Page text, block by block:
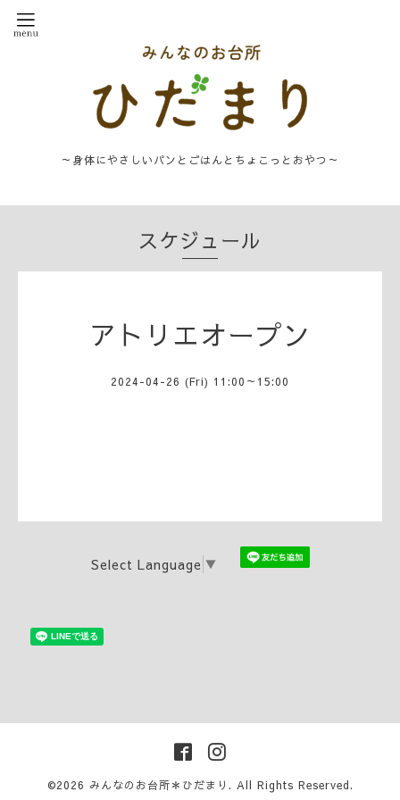
～身体にやさしいパンとごはんとちょこっとおやつ～
スケジュール
アトリエオープン
2024-04-26 (Fri) 11:00～15:00
Select Language ▼
©2026 みんなのお台所＊ひだまり . All Rights Reserved.